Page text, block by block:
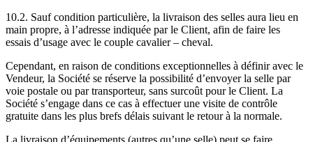
10.2. Sauf condition particulière, la livraison des selles aura lieu en
main propre, à l’adresse indiquée par le Client, afin de faire les
essais d’usage avec le couple cavalier – cheval.
Cependant, en raison de conditions exceptionnelles à définir avec le
Vendeur, la Société se réserve la possibilité d’envoyer la selle par
voie postale ou par transporteur, sans surcoût pour le Client. La
Société s’engage dans ce cas à effectuer une visite de contrôle
gratuite dans les plus brefs délais suivant le retour à la normale.
La livraison d’équipements (autres qu’une selle) peut se faire